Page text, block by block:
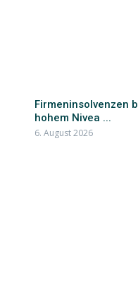
Firmeninsolvenzen
hohem Nivea ...
6. August 2026